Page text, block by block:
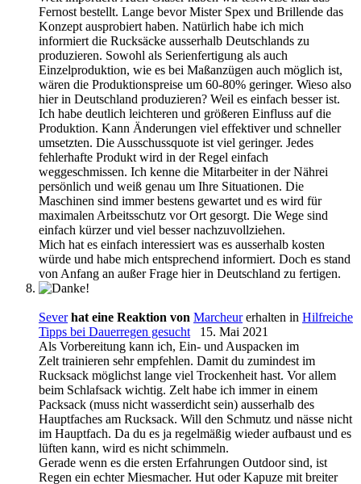
Fernost bestellt. Lange bevor Mister Spex und Brillende das
Konzept ausprobiert haben. Natürlich habe ich mich
informiert die Rucksäcke ausserhalb Deutschlands zu
produzieren. Sowohl als Serienfertigung als auch
Einzelproduktion, wie es bei Maßanzügen auch möglich ist,
wären die Produktionspreise um 60-80% geringer. Wieso also
hier in Deutschland produzieren? Weil es einfach besser ist.
Ich habe deutlich leichteren und größeren Einfluss auf die
Produktion. Kann Änderungen viel effektiver und schneller
umsetzten. Die Ausschussquote ist viel geringer. Jedes
fehlerhafte Produkt wird in der Regel einfach
weggeschmissen. Ich kenne die Mitarbeiter in der Nährei
persönlich und weiß genau um Ihre Situationen. Die
Maschinen sind immer bestens gewartet und es wird für
maximalen Arbeitsschutz vor Ort gesorgt. Die Wege sind
einfach kürzer und viel besser nachzuvollziehen.
Mich hat es einfach interessiert was es ausserhalb kosten
würde und habe mich entsprechend informiert. Doch es stand
von Anfang an außer Frage hier in Deutschland zu fertigen.
Sever hat eine Reaktion von Marcheurerhalten in Hilfreiche
Tipps bei Dauerregen gesucht
15. Mai 2021
Als Vorbereitung kann ich, Ein- und Auspacken im
Zelt trainieren sehr empfehlen. Damit du zumindest im
Rucksack möglichst lange viel Trockenheit hast. Vor allem
beim Schlafsack wichtig. Zelt habe ich immer in einem
Packsack (muss nicht wasserdicht sein) ausserhalb des
Hauptfaches am Rucksack. Will den Schmutz und nässe nicht
im Hauptfach. Da du es ja regelmäßig wieder aufbaust und es
lüften kann, wird es nicht schimmeln.
Gerade wenn es die ersten Erfahrungen Outdoor sind, ist
Regen ein echter Miesmacher. Hut oder Kapuze mit breiter